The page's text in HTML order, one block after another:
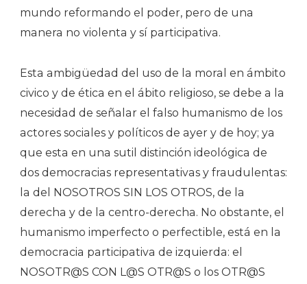
mundo reformando el poder, pero de una
manera no violenta y sí participativa.
Esta ambigüedad del uso de la moral en ámbito
civico y de ética en el ábito religioso, se debe a la
necesidad de señalar el falso humanismo de los
actores sociales y políticos de ayer y de hoy; ya
que esta en una sutil distinción ideológica de
dos democracias representativas y fraudulentas:
la del NOSOTROS SIN LOS OTROS, de la
derecha y de la centro-derecha. No obstante, el
humanismo imperfecto o perfectible, está en la
democracia participativa de izquierda: el
NOSOTR@S CON L@S OTR@S o los OTR@S